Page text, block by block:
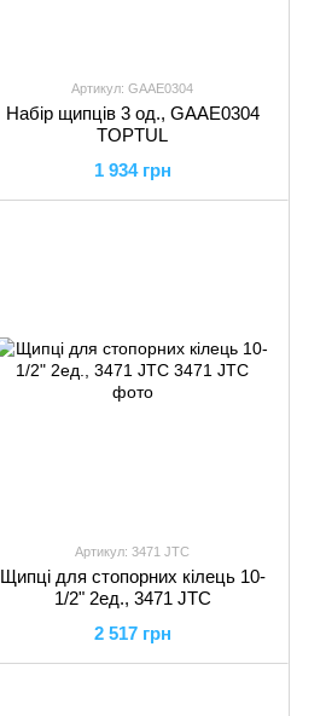
Артикул: GAAE0304
Набір щипців 3 од., GAAE0304
TOPTUL
1 934 грн
Артикул: 3471 JTC
Щипці для стопорних кілець 10-
1/2" 2ед., 3471 JTC
2 517 грн